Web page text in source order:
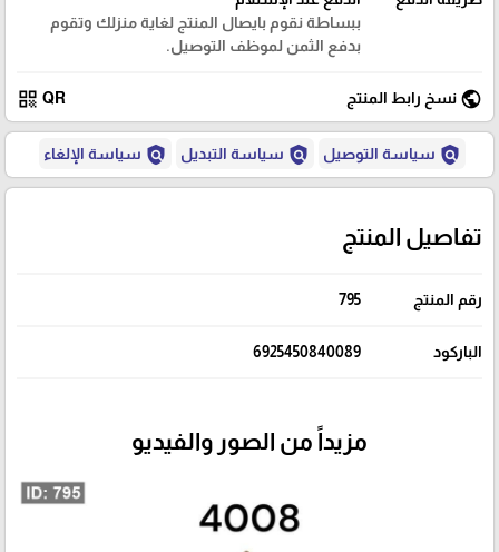
ببساطة نقوم بايصال المنتج لغاية منزلك وتقوم
بدفع الثمن لموظف التوصيل.
public نسخ رابط المنتج QR
qr_code
policy سياسة التوصيل policy سياسة التبديل policy سياسة الإلغاء
تفاصيل المنتج
رقم المنتج 795
الباركود 6925450840089
مزيداً من الصور والفيديو